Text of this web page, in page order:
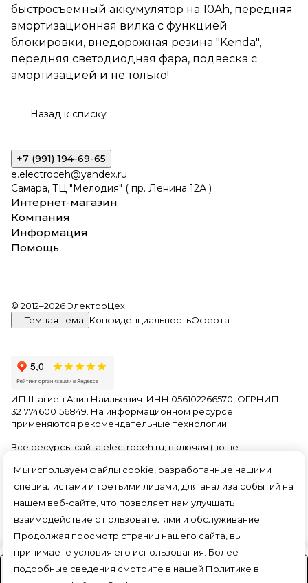
быстросъёмный аккумулятор на 10Ah, передняя
амортизационная вилка с функцией
блокировки, внедорожная резина "Kenda",
передняя светодиодная фара, подвеска с
амортизацией и не только!
Назад к списку
Мы используем файлы cookie, разработанные нашими
специалистами и третьими лицами, для анализа событий на
нашем веб-сайте, что позволяет нам улучшать
взаимодействие с пользователями и обслуживание.
Продолжая просмотр страниц нашего сайта, вы
принимаете условия его использования. Более
подробные сведения смотрите в нашей Политике в
На заказ (3-4 дня)
+7 (991) 194-69-65
e.electroceh@yandex.ru
Самара, ТЦ "Мелодия" ( пр. Ленина 12А )
Интернет-магазин
Компания
Информация
Помощь
© 2012–2026 ЭлектроЦех
Темная тема
КонфиденциальностьОферта
ИП Шагиев Азиз Наильевич. ИНН 056102266570, ОГРНИП
321774600156849. На информационном ресурсе
применяются рекомендательные технологии
Все ресурсы сайта electroceh.ru, включая (но не
и видео информацию, структуру, дизайн и оформление
страниц, доменное имя, фирменное наименование
являются объектами авторского права и прав на
интеллектуальную собственность, защищены российским
законодательством и международными соглашениями об
охране авторских прав.Читать далее